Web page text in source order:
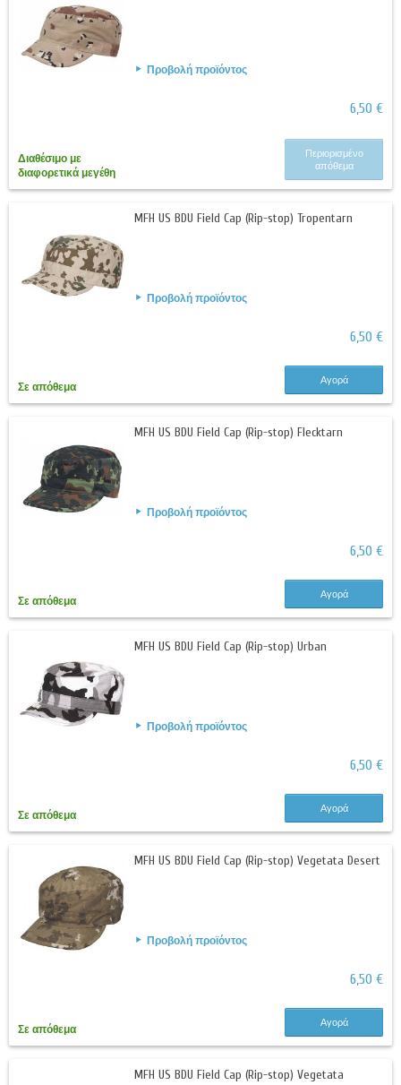
Προβολή προϊόντος
6,50 €
Διαθέσιμο με
διαφορετικά μεγέθη
Περιορισμένο
απόθεμα
MFH US BDU Field Cap (Rip-stop) Tropentarn
Προβολή προϊόντος
6,50 €
Σε απόθεμα
Αγορά
MFH US BDU Field Cap (Rip-stop) Flecktarn
Προβολή προϊόντος
6,50 €
Σε απόθεμα
Αγορά
MFH US BDU Field Cap (Rip-stop) Urban
Προβολή προϊόντος
6,50 €
Σε απόθεμα
Αγορά
MFH US BDU Field Cap (Rip-stop) Vegetata Desert
Προβολή προϊόντος
6,50 €
Σε απόθεμα
Αγορά
MFH US BDU Field Cap (Rip-stop) Vegetata